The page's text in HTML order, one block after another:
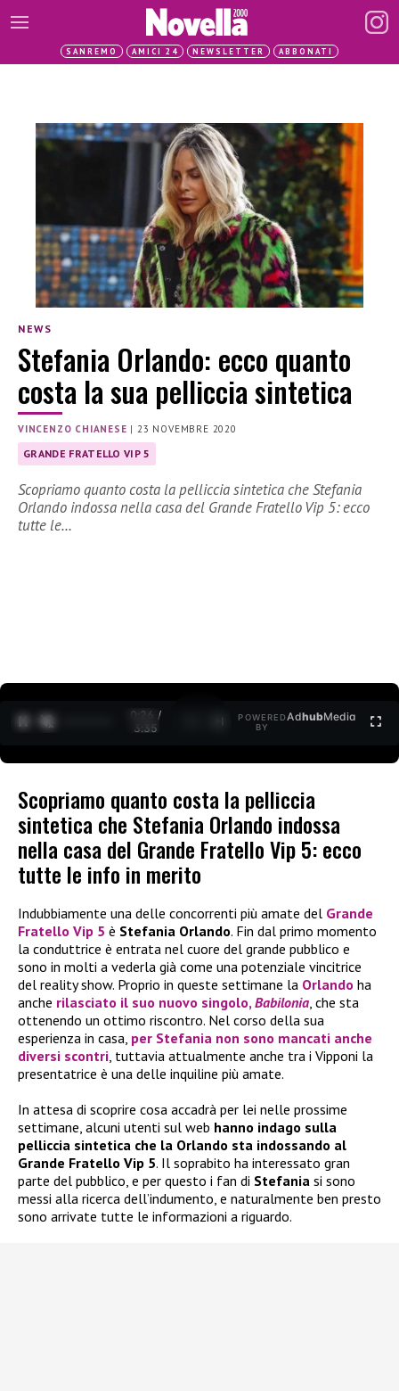
SANREMO AMICI 24 NEWSLETTER ABBONATI
NEWS
Stefania Orlando: ecco quanto
costa la sua pelliccia sintetica
VINCENZO CHIANESE |23 NOVEMBRE 2020
GRANDE FRATELLO VIP 5
Scopriamo quanto costa la pelliccia sintetica che Stefania
Orlando indossa nella casa del Grande Fratello Vip 5: ecco
tutte le…
0:26 /
3:35
POWERED
BY
AdhubMedia
Scopriamo quanto costa la pelliccia
sintetica che Stefania Orlando indossa
nella casa del Grande Fratello Vip 5: ecco
tutte le info in merito
Indubbiamente una delle concorrenti più amate del Grande
Fratello Vip 5 è Stefania Orlando. Fin dal primo momento
la conduttrice è entrata nel cuore del grande pubblico e
sono in molti a vederla già come una potenziale vincitrice
del reality show. Proprio in queste settimane la Orlando ha
anche rilasciato il suo nuovo singolo,Babilonia, che sta
ottenendo un ottimo riscontro. Nel corso della sua
esperienza in casa, per Stefania non sono mancati anche
diversi scontri, tuttavia attualmente anche tra i Vipponi la
presentatrice è una delle inquiline più amate.
In attesa di scoprire cosa accadrà per lei nelle prossime
settimane, alcuni utenti sul web hanno indago sulla
pelliccia sintetica che la Orlando sta indossando al
Grande Fratello Vip 5. Il soprabito ha interessato gran
parte del pubblico, e per questo i fan di Stefania si sono
messi alla ricerca dell’indumento, e naturalmente ben presto
sono arrivate tutte le informazioni a riguardo.